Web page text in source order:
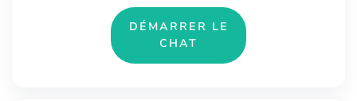
DÉMARRER LE
CHAT